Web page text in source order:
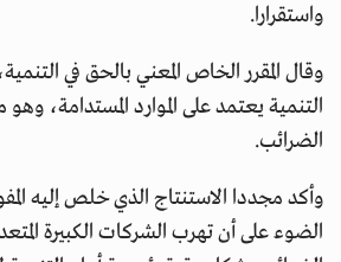
واستقرارا.
وقال المقرر الخاص المعني بالحق في
التنمية يعتمد على الموارد المستدامة،
الضرائب.
وأكد مجددا الاستنتاج الذي خلص إليه
الضوء على أن تهرب الشركات الكبيرة